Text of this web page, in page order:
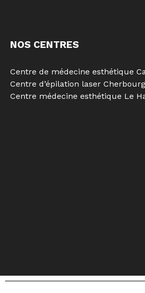
NOS CENTRES
Centre de médecine esthétique
Centre d’épilation laser Cherbourg
Centre médecine esthétique Le